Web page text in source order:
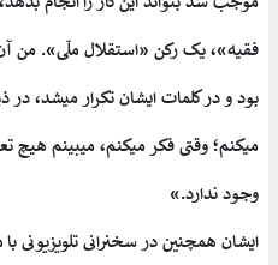
فقیه»، یک رکن «استقلال ملّی». من آن
بود و در کلمات ایشان تکرار میشد،
میکنم؛ وقتی فکر میکنم، میبینم هیچ
وجود ندارد.»
ایشان همچنین در سخنرانی تلویزیونی